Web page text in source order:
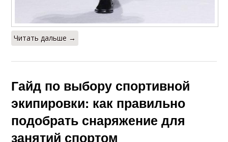
Читать дальше →
Гайд по выбору спортивной
экипировки: как правильно
подобрать снаряжение для
занятий спортом